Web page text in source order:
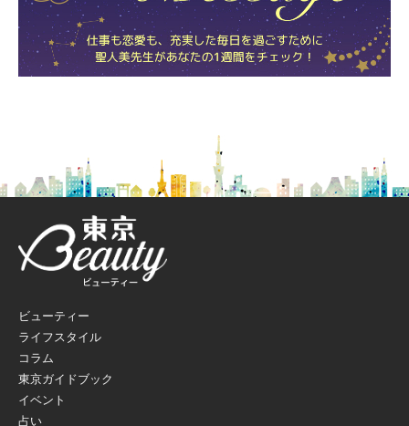
ビューティー
ライフスタイル
コラム
東京ガイドブック
イベント
占い